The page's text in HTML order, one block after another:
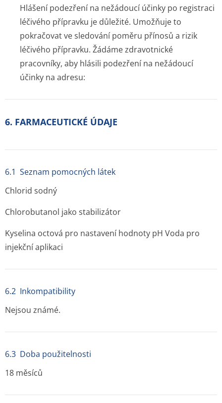
Hlášení podezření na nežádoucí účinky po registraci
léčivého přípravku je důležité. Umožňuje to
pokračovat ve sledování poměru přínosů a rizik
léčivého přípravku. Žádáme zdravotnické
pracovníky, aby hlásili podezření na nežádoucí
účinky na adresu:
6. FARMACEUTICKÉ ÚDAJE
6.1 Seznam pomocných látek
Chlorid sodný
Chlorobutanol jako stabilizátor
Kyselina octová pro nastavení hodnoty pH Voda pro
injekční aplikaci
6.2 Inkompatibility
Nejsou známé.
6.3 Doba použitelnosti
18 měsíců